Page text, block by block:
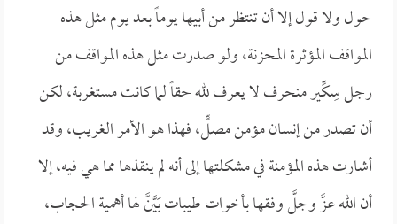
حول ولا قول إلا أن تنتظر من أبيها يوماً بعد يوم مثل هذه
المواقف المؤثرة المحزنة، ولو صدرت مثل هذه المواقف من
رجل سِكِّير منحرف لا يعرف لله حقاً لما كانت مستغربة، لكن
أن تصدر من إنسان مؤمن مصلٍّ، فهذا هو الأمر الغريب، وقد
أشارت هذه المؤمنة في مشكلتها إلى أنه لم ينقذها مما هي فيه، إلا
أن الله عزَّ وجلَّ وفقها بأخوات طيبات بَيَّنَّ لها أهمية الحجاب،